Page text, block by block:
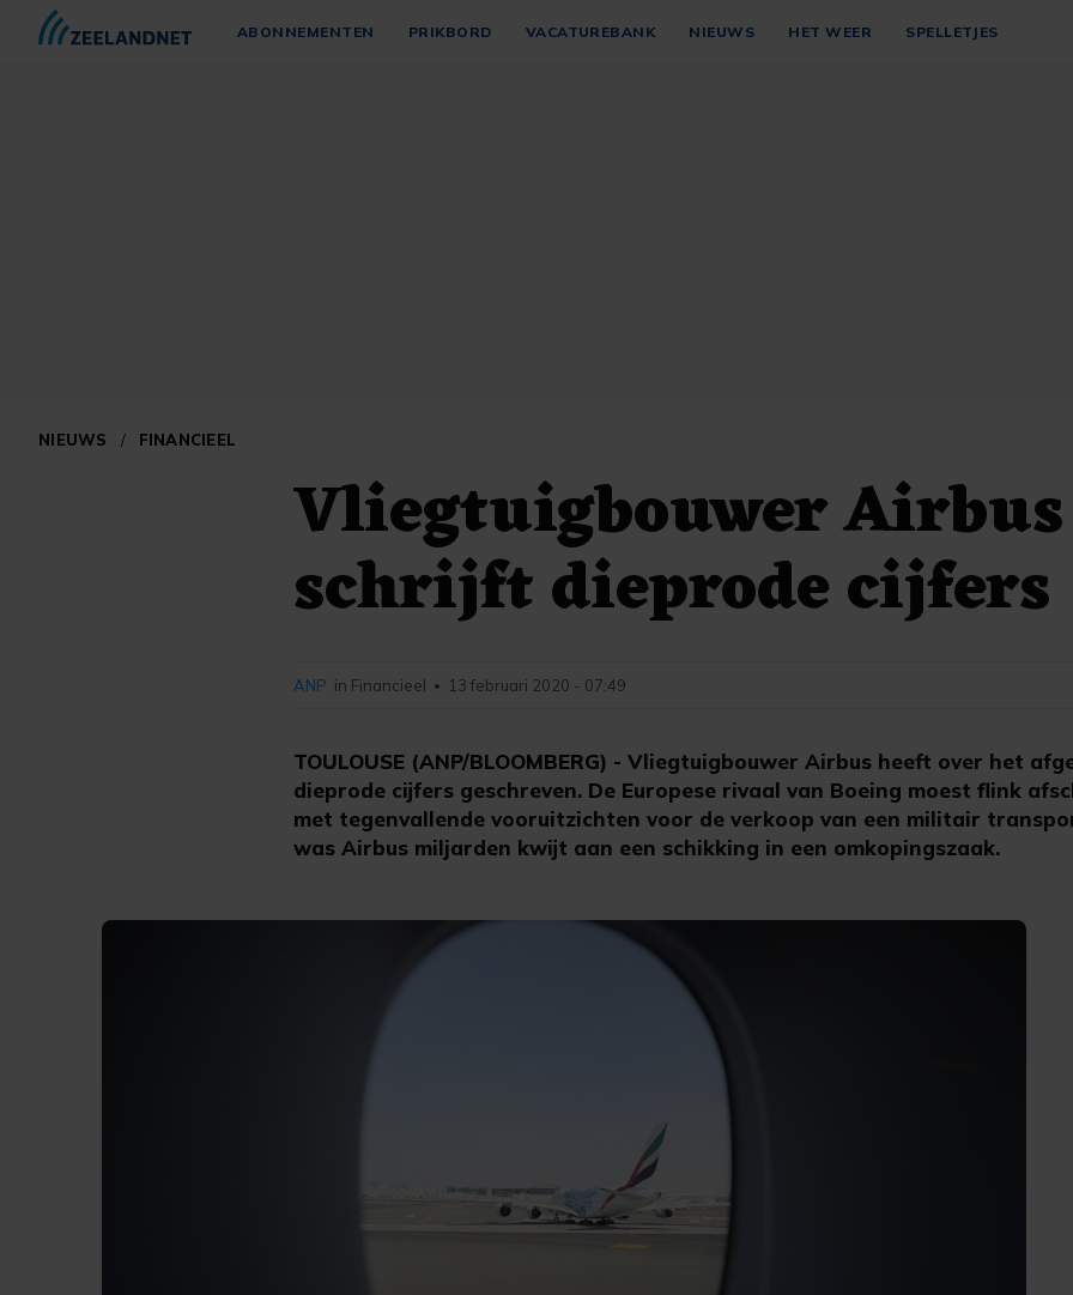
ABONNEMENTEN PRIKBORD VACATUREBANK NIEUWS HET WEER SPELLETJES
NIEUWS / FINANCIEEL
Vliegtuigbouwer Airbus
schrijft dieprode cijfers
TOULOUSE (ANP/BLOOMBERG) - Vliegtuigbouwer Airbus heeft over het
dieprode cijfers geschreven. De Europese rivaal van Boeing moest flink
met tegenvallende vooruitzichten voor de verkoop van een militair
was Airbus miljarden kwijt aan een schikking in een omkopingszaak.
ANP in Financieel • 13 februari 2020 - 07:49